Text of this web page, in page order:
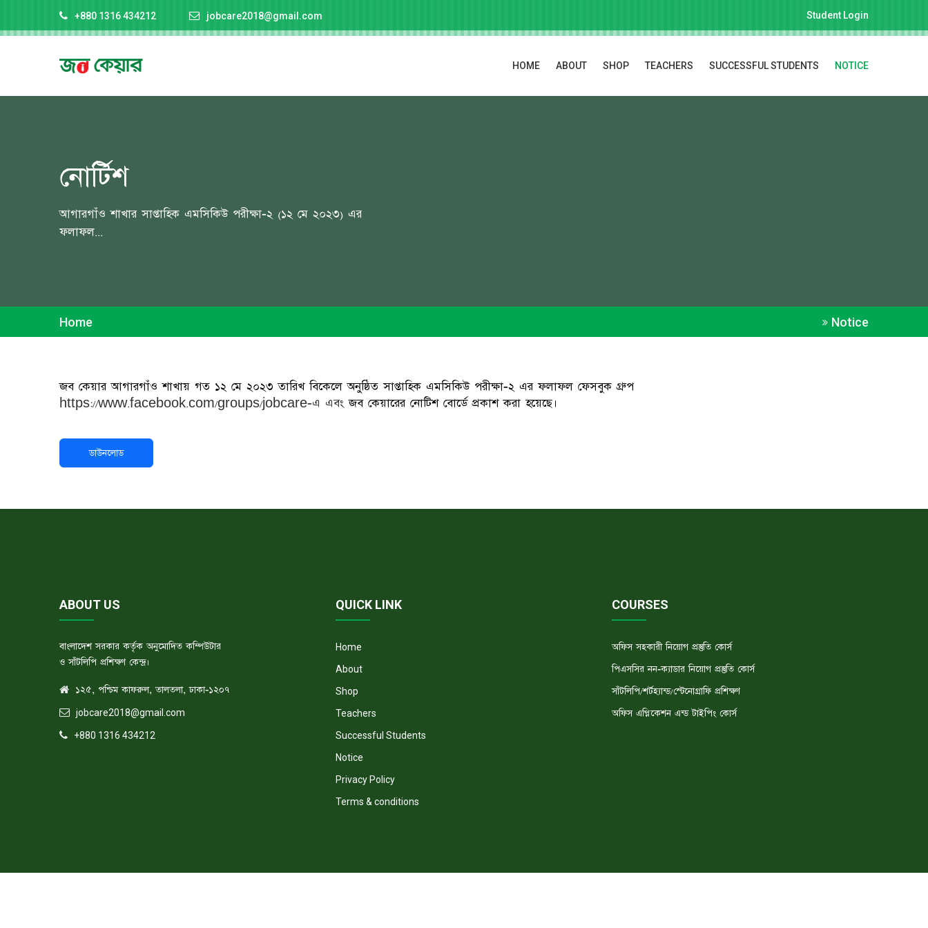
+880 1316 434212 jobcare2018@gmail.com Student Login
HOME ABOUT SHOP TEACHERS SUCCESSFUL STUDENTS NOTICE
নোর্টিশ
আগারগাঁও শাখার সাপ্তাহিক এমসিকিউ পরীক্ষা-২ (১২ মে ২০২৩) এর
ফলাফল...
Home Notice
জব কেয়ার আগারগাঁও শাখায় গত ১২ মে ২০২৩ তারিখ বিকেলে অনুষ্ঠিত সাপ্তাহিক এমসিকিউ পরীক্ষা-২ এর ফলাফল ফেসবুক গ্রুপ
https://www.facebook.com/groups/jobcare-এ এবংজব কেয়ারের নোটিশ বোর্ডে প্রকাশ করা হয়েছে।
ডাউনলোড
ABOUT US
বাংলাদেশ সরকার কর্তৃক অনুমোদিত কম্পিউটার
ও সাঁটলিপি প্রশিক্ষণ কেন্দ্র।
১২৫, পশ্চিম কাফরুল, তালতলা, ঢাকা-১২০৭
jobcare2018@gmail.com
+880 1316 434212
QUICK LINK
Home
About
Shop
Teachers
Successful Students
Notice
Privacy Policy
Terms & conditions
COURSES
অফিস সহকারী নিয়োগ প্রস্তুতি কোর্স
পিএসসির নন-ক্যাডার নিয়োগ প্রস্তুতি কোর্স
সাঁটলিপি/শর্টহ্যান্ড/স্টেনোগ্রাফি প্রশিক্ষণ
অফিস এপ্লিকেশন এন্ড টাইপিং কোর্স